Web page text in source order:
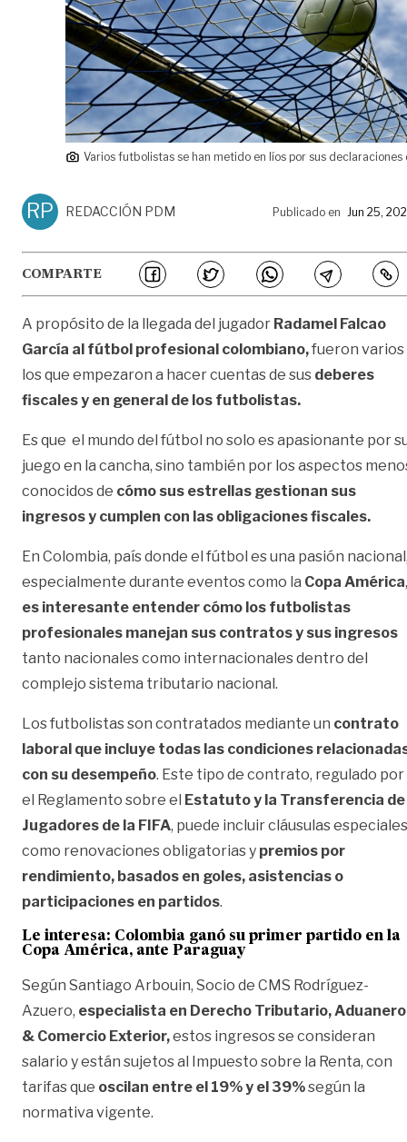
Varios futbolistas se han metido en líos por sus declaraciones
RP REDACCIÓN PDM Publicado en Jun 25,
COMPARTE
A propósito de la llegada del jugador Radamel Falcao
García al fútbol profesional colombiano,fueron varios
los que empezaron a hacer cuentas de sus deberes
fiscales y en general de los futbolistas.
Es que el mundo del fútbol no solo es apasionante por
juego en la cancha, sino también por los aspectos
conocidos de cómo sus estrellas gestionan sus
ingresos y cumplen con las obligaciones fiscales.
En Colombia, país donde el fútbol es una pasión
especialmente durante eventos como la Copa América,
es interesante entender cómo los futbolistas
profesionales manejan sus contratos y sus ingresos
tanto nacionales como internacionales dentro del
complejo sistema tributario nacional.
Los futbolistas son contratados mediante un contrato
laboral que incluye todas las condiciones
con su desempeño. Este tipo de contrato, regulado por
el Reglamento sobre el Estatuto y la Transferencia de
Jugadores de la FIFA, puede incluir cláusulas especiales
como renovaciones obligatorias y premios por
rendimiento, basados en goles, asistencias o
participaciones en partidos.
Le interesa: Colombia ganó su primer partido en la
Copa América, ante Paraguay
Según Santiago Arbouin, Socio de CMS Rodríguez-
Azuero, especialista en Derecho Tributario, Aduanero
& Comercio Exterior,estos ingresos se consideran
salario y están sujetos al Impuesto sobre la Renta, con
tarifas que oscilan entre el 19% y el 39%según la
normativa vigente.